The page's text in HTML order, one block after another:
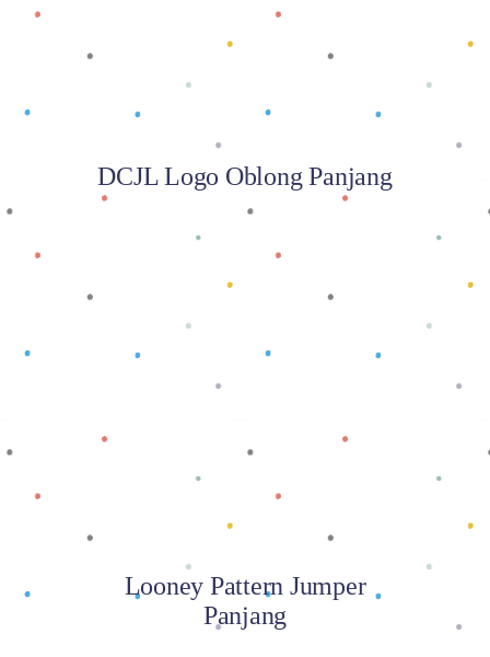
DCJL Logo Oblong Panjang
Baca selengkapnya
Looney Pattern Jumper
Panjang